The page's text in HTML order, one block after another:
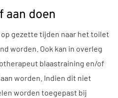
aan doen
gezette tijden naar het toilet
worden. Ook kan in overleg
blaastraining en/of
worden. Indien dit niet
worden toegepast bij